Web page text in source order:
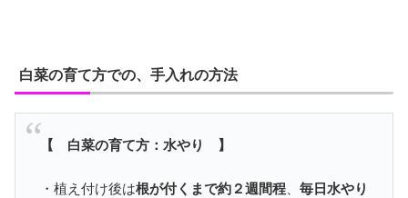
白菜の育て方での、手入れの方法
【 白菜の育て方：水やり 】
・植え付け後は根が付くまで約２週間程
毎日水やり